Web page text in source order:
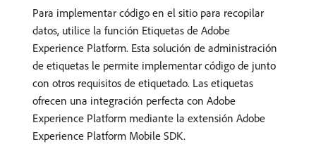
Para implementar código en el sitio para recopilar
datos, utilice la función Etiquetas de Adobe
Experience Platform. Esta solución de administración
de etiquetas le permite implementar código de junto
con otros requisitos de etiquetado. Las etiquetas
ofrecen una integración perfecta con Adobe
Experience Platform mediante la extensión Adobe
Experience Platform Mobile SDK.